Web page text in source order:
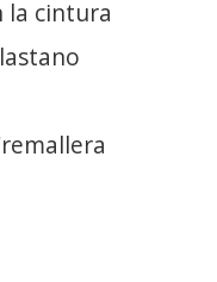
la cintura